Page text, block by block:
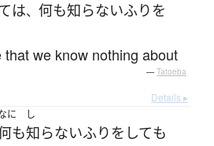
は、 何も知らないふり を
we know nothing about
— Tatoeba
Details ▸
に
も
し
知らないふり を しても